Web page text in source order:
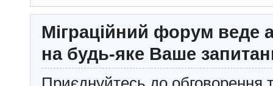
Міграційний форум веде
на будь-яке Ваше